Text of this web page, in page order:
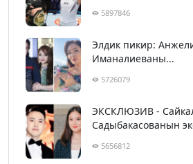
5897846
Элдик пикир:
Иманалиеваны...
5726079
ЭКСКЛЮЗИВ -
Садыбакасованын
5656812